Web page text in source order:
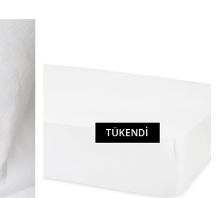
TÜKENDI